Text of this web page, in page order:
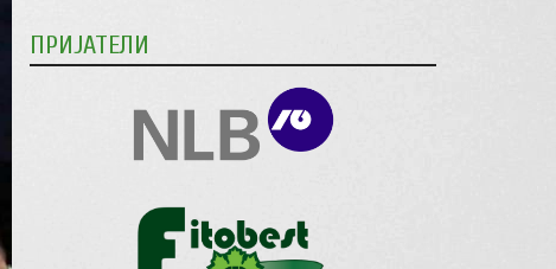
или
ПРИЈАТЕЛИ